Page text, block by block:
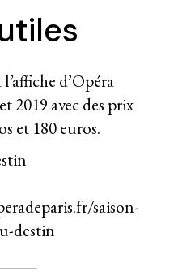
d’Opéra
2019 avec des prix
et 180 euros.
saison-
destin